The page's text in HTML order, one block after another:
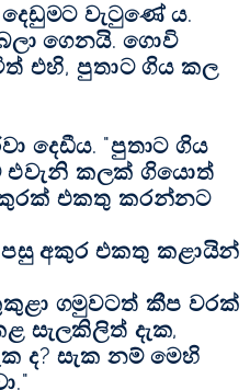
වැටුණේ ය.
ගෙනයි. ගොවි
එහි, පුතාට ගිය කල
දෙඩීය. "පුතාට ගිය
එවැනි කලක්‌ ගියොත්
එකතු කරන්නට
පසු අකුර එකතු කළායින්
ගමුවටත් කීප වරක්‌
සැලකිලිත් දැක,
ද? සැක නම් මෙහි